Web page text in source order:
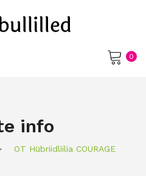
0
info
OT Hübriidliilia COURAGE